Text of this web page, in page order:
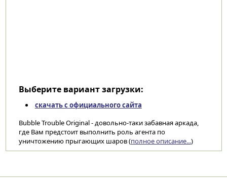
Выберите вариант загрузки:
скачать с официального сайта
Bubble Trouble Original - довольно-таки забавная аркада,
где Вам предстоит выполнить роль агента по
уничтожению прыгающих шаров (полное описание...)